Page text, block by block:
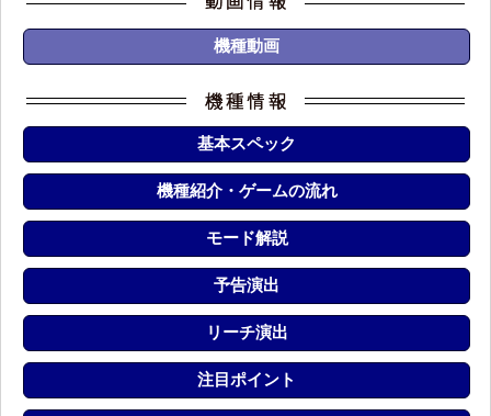
機種動画
基本スペック
機種紹介・ゲームの流れ
モード解説
予告演出
リーチ演出
注目ポイント